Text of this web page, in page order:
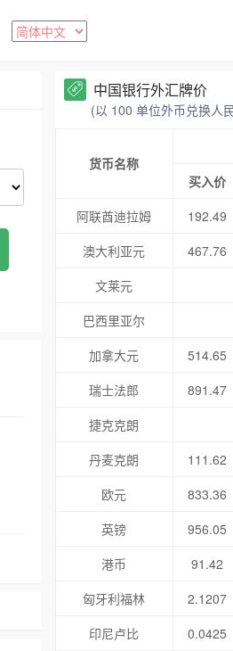
中国银行外汇牌价
(以 100 单位外币兑换人
货币名称
买入价
阿联酋迪拉姆
192.49
澳大利亚元
467.76
文莱元
巴西里亚尔
加拿大元
514.65
瑞士法郎
891.47
捷克克朗
丹麦克朗
111.62
欧元
833.36
英镑
956.05
港币
91.42
匈牙利福林
2.1207
印尼卢比
0.0425